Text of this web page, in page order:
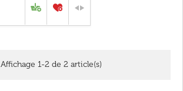
Affichage 1-2 de 2 article(s)